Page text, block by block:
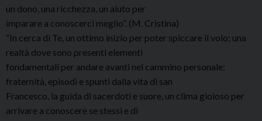
un dono, una ricchezza, un aiuto per
imparare a conoscerci meglio”. (M. Cristina)
“In cerca di Te, un ottimo inizio per poter spiccare il volo; una
realtà dove sono presenti elementi
fondamentali per andare avanti nel cammino personale:
fraternità, episodi e spunti dalla vita di san
Francesco, la guida di sacerdoti e suore, un clima gioioso per
arrivare a conoscere se stessi e di